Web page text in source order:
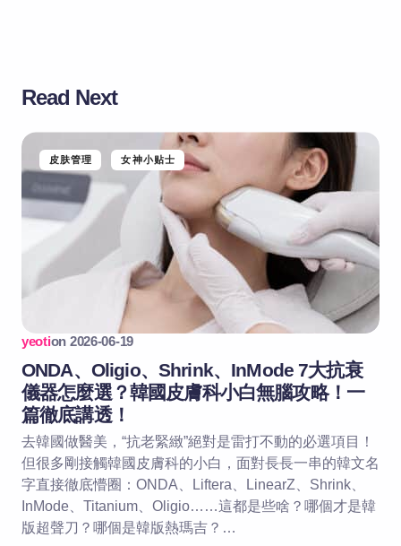
Read Next
皮肤管理 女神小贴士
yeotion 2026-06-19
ONDA、Oligio、Shrink、InMode 7大抗衰
儀器怎麼選？韓國皮膚科小白無腦攻略！一
篇徹底講透！
去韓國做醫美，“抗老緊緻”絕對是雷打不動的必選項目！
但很多剛接觸韓國皮膚科的小白，面對長長一串的韓文名
字直接徹底懵圈：ONDA、Liftera、LinearZ、Shrink、
InMode、Titanium、Oligio……這都是些啥？哪個才是韓
版超聲刀？哪個是韓版熱瑪吉？…